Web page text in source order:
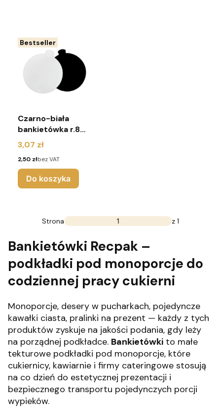
Bestseller
Czarno-biała
bankietówka r.8
cm (pakiet 10
sztuk)
Cena
3,07 zł
Cena
2,50 złbez VAT
Do koszyka
Strona z 1
Bankietówki Recpak –
podkładki pod monoporcje do
codziennej pracy cukierni
Monoporcje, desery w pucharkach, pojedyncze
kawałki ciasta, pralinki na prezent — każdy z tych
produktów zyskuje na jakości podania, gdy leży
na porządnej podkładce. Bankietówki to małe
tekturowe podkładki pod monoporcje, które
cukiernicy, kawiarnie i firmy cateringowe stosują
na co dzień do estetycznej prezentacji i
bezpiecznego transportu pojedynczych porcji
wypieków.